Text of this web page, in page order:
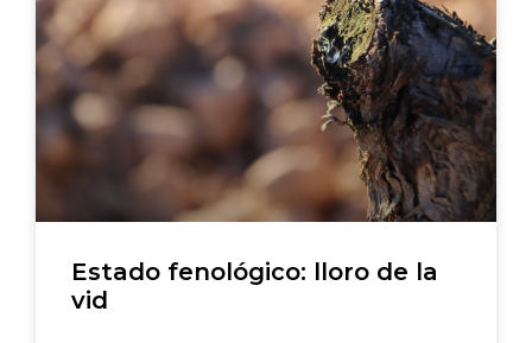
Estado fenológico: lloro de la
vid